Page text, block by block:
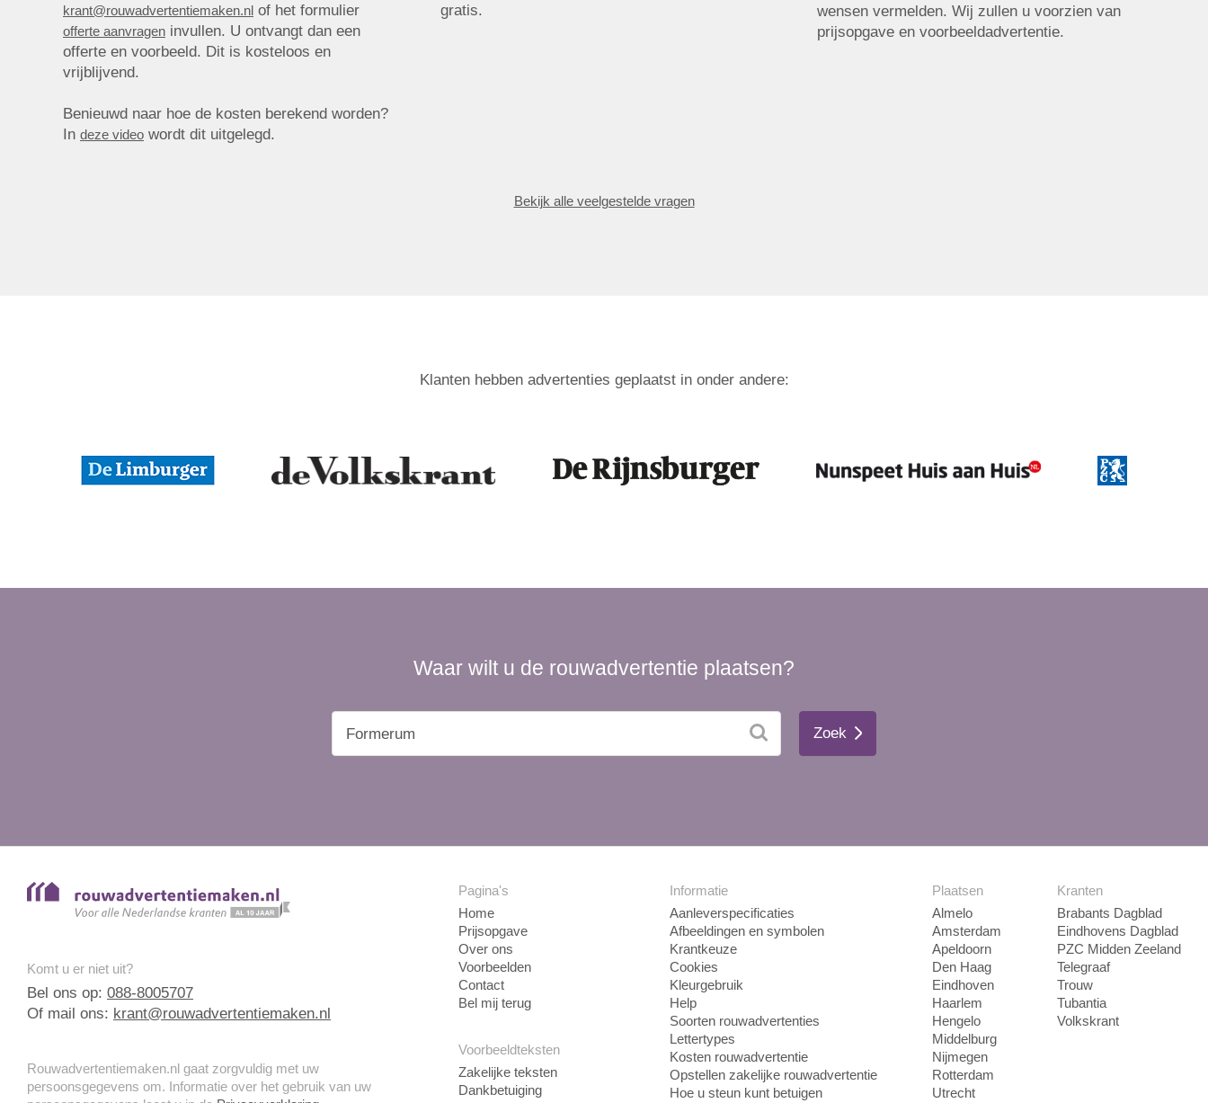
krant@rouwadvertentiemaken.nl of het formulier
offerte aanvragen invullen. U ontvangt dan een
offerte en voorbeeld. Dit is kosteloos en
vrijblijvend.
Benieuwd naar hoe de kosten berekend worden?
In deze video wordt dit uitgelegd.
gratis.
wensen vermelden. Wij zullen u voorzien van
prijsopgave en voorbeeldadvertentie.
Bekijk alle veelgestelde vragen
Klanten hebben advertenties geplaatst in onder andere:
Waar wilt u de rouwadvertentie plaatsen?
Zoek
Komt u er niet uit?
Bel ons op: 088-8005707
Of mail ons: krant@rouwadvertentiemaken.nl
Rouwadvertentiemaken.nl gaat zorgvuldig met uw
persoonsgegevens om. Informatie over het gebruik van uw
Pagina's
Home
Prijsopgave
Over ons
Voorbeelden
Contact
Bel mij terug
Voorbeeldteksten
Zakelijke teksten
Dankbetuiging
Informatie
Aanleverspecificaties
Afbeeldingen en symbolen
Krantkeuze
Cookies
Kleurgebruik
Help
Soorten rouwadvertenties
Lettertypes
Kosten rouwadvertentie
Opstellen zakelijke rouwadvertentie
Hoe u steun kunt betuigen
Plaatsen
Almelo
Amsterdam
Apeldoorn
Den Haag
Eindhoven
Haarlem
Hengelo
Middelburg
Nijmegen
Rotterdam
Utrecht
Kranten
Brabants Dagblad
Eindhovens Dagblad
PZC Midden Zeeland
Telegraaf
Trouw
Tubantia
Volkskrant